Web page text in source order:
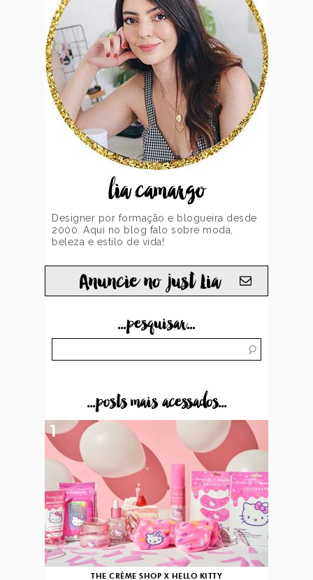
lia camargo
Designer por formação e blogueira desde
2000. Aqui no blog falo sobre moda,
beleza e estilo de vida!
Anuncie no just Lia
...pesquisar...
...posts mais acessados...
THE CRÈME SHOP X HELLO KITTY
1